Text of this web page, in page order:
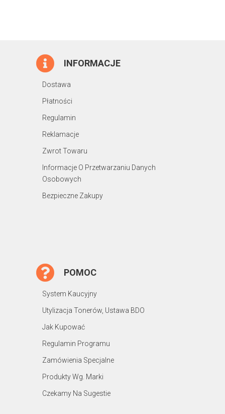
INFORMACJE
Dostawa
Płatności
Regulamin
Reklamacje
Zwrot Towaru
Informacje O Przetwarzaniu Danych
Osobowych
Bezpieczne Zakupy
POMOC
System Kaucyjny
Utylizacja Tonerów, Ustawa BDO
Jak Kupować
Regulamin Programu
Zamówienia Specjalne
Produkty Wg. Marki
Czekamy Na Sugestie